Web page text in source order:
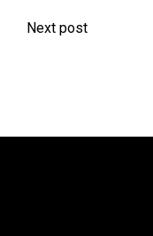
Next post